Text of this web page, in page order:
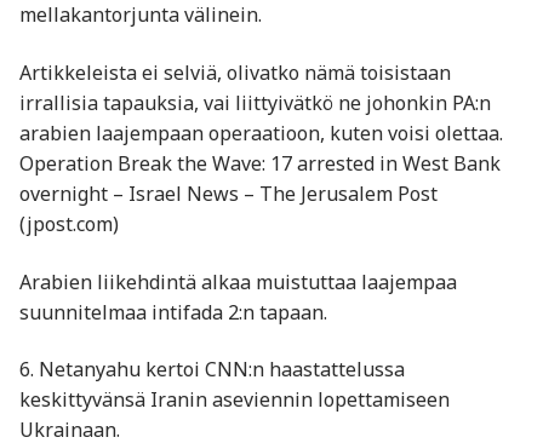
mellakantorjunta välinein.
Artikkeleista ei selviä, olivatko nämä toisistaan
irrallisia tapauksia, vai liittyivätkö ne johonkin PA:n
arabien laajempaan operaatioon, kuten voisi olettaa.
Operation Break the Wave: 17 arrested in West Bank
overnight – Israel News – The Jerusalem Post
(jpost.com)
Arabien liikehdintä alkaa muistuttaa laajempaa
suunnitelmaa intifada 2:n tapaan.
6. Netanyahu kertoi CNN:n haastattelussa
keskittyvänsä Iranin aseviennin lopettamiseen
Ukrainaan.